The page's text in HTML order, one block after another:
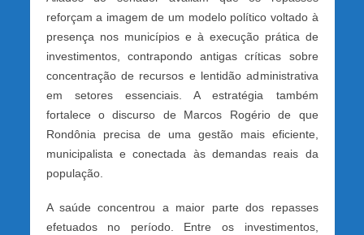
reforçam a imagem de um modelo político voltado à
presença nos municípios e à execução prática de
investimentos, contrapondo antigas críticas sobre
concentração de recursos e lentidão administrativa
em setores essenciais. A estratégia também
fortalece o discurso de Marcos Rogério de que
Rondônia precisa de uma gestão mais eficiente,
municipalista e conectada às demandas reais da
população.
A saúde concentrou a maior parte dos repasses
efetuados no período. Entre os investimentos,